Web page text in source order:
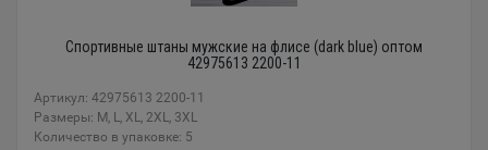
Спортивные штаны мужские на флисе (dark blue) оптом
42975613 2200-11
Артикул: 42975613 2200-11
Размеры: M, L, XL, 2XL, 3XL
Количество в упаковке: 5